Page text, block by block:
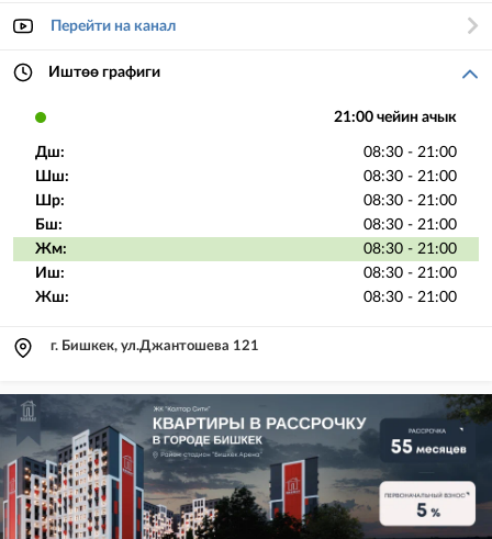
Перейти на канал
Иштөө графиги
21:00 чейин ачык
Дш:
08:30 - 21:00
Шш:
08:30 - 21:00
Шр:
08:30 - 21:00
Бш:
08:30 - 21:00
Жм:
08:30 - 21:00
Иш:
08:30 - 21:00
Жш:
08:30 - 21:00
г. Бишкек, ул.Джантошева 121